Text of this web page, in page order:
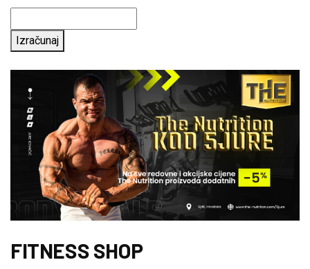
Izračunaj
FITNESS SHOP